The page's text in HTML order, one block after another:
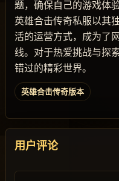
题，确保自己的游戏体
英雄合击传奇私服以其
活的运营方式，成为了
线。对于热爱挑战与探
错过的精彩世界。
英雄合击传奇版本
用户评论